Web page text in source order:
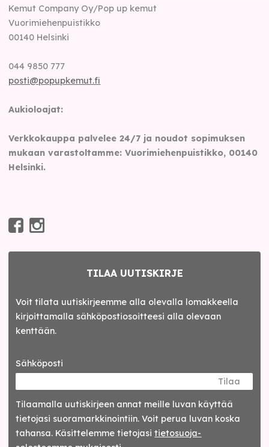
Kemut Company Oy/Pop up kemut
Vuorimiehenpuistikko
00140 Helsinki
044 9850 777
posti@popupkemut.fi
Aukioloajat:
Verkkokauppa palvelee 24/7 ja noudot sopimuksen
mukaan varastoltamme: Vuorimiehenpuistikko, 00140
Helsinki.
TILAA UUTISKIRJE
Voit tilata uutiskirjeemme alla olevalla lomakkeella
kirjoittamalla sähköpostiosoitteesi alla olevaan
kenttään.
Sähköposti
Tilaa
Tilaamalla uutis­kirjeen annat meille luvan käyttää
tietojasi suora­markkinointiin. Voit perua luvan koska
tahansa. Käsittelemme tietojasitieto­suoja­